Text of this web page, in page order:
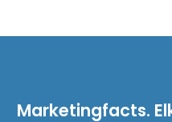
Marketingfacts.